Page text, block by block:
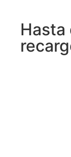
Hasta